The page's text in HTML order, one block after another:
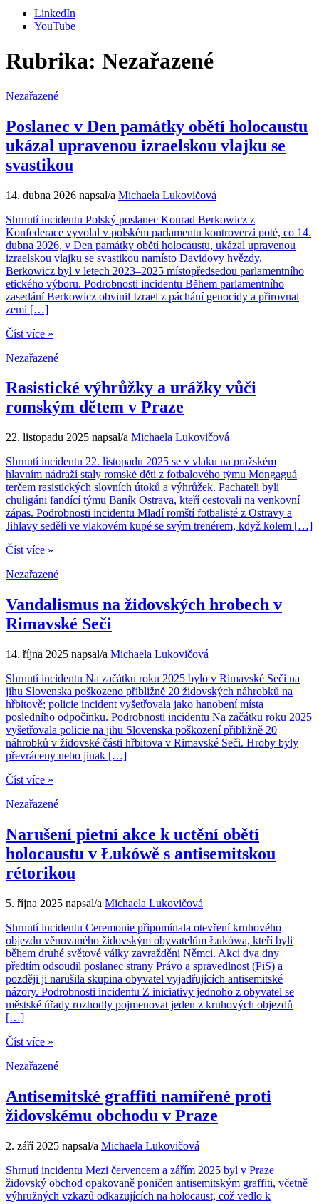
LinkedIn
YouTube
Rubrika: Nezařazené
Nezařazené
Poslanec v Den památky obětí holocaustu
ukázal upravenou izraelskou vlajku se
svastikou
14. dubna 2026 napsal/a Michaela Lukovičová
Shrnutí incidentu Polský poslanec Konrad Berkowicz z
Konfederace vyvolal v polském parlamentu kontroverzi poté, co 14.
dubna 2026, v Den památky obětí holocaustu, ukázal upravenou
izraelskou vlajku se svastikou namísto Davidovy hvězdy.
Berkowicz byl v letech 2023–2025 místopředsedou parlamentního
etického výboru. Podrobnosti incidentu Během parlamentního
zasedání Berkowicz obvinil Izrael z páchání genocidy a přirovnal
zemi […]
Číst více »
Nezařazené
Rasistické výhrůžky a urážky vůči
romským dětem v Praze
22. listopadu 2025 napsal/a Michaela Lukovičová
Shrnutí incidentu 22. listopadu 2025 se v vlaku na pražském
hlavním nádraží staly romské děti z fotbalového týmu Mongaguá
terčem rasistických slovních útoků a výhrůžek. Pachateli byli
chuligáni fandící týmu Baník Ostrava, kteří cestovali na venkovní
zápas. Podrobnosti incidentu Mladí romští fotbalisté z Ostravy a
Jihlavy seděli ve vlakovém kupé se svým trenérem, když kolem […]
Číst více »
Nezařazené
Vandalismus na židovských hrobech v
Rimavské Seči
14. října 2025 napsal/a Michaela Lukovičová
Shrnutí incidentu Na začátku roku 2025 bylo v Rimavské Seči na
jihu Slovenska poškozeno přibližně 20 židovských náhrobků na
hřbitově; policie incident vyšetřovala jako hanobení místa
posledního odpočinku. Podrobnosti incidentu Na začátku roku 2025
vyšetřovala policie na jihu Slovenska poškození přibližně 20
náhrobků v židovské části hřbitova v Rimavské Seči. Hroby byly
převráceny nebo jinak […]
Číst více »
Nezařazené
Narušení pietní akce k uctění obětí
holocaustu v Łukówě s antisemitskou
rétorikou
5. října 2025 napsal/a Michaela Lukovičová
Shrnutí incidentu Ceremonie připomínala otevření kruhového
objezdu věnovaného židovským obyvatelům Łukówa, kteří byli
během druhé světové války zavražděni Němci. Akci dva dny
předtím odsoudil poslanec strany Právo a spravedlnost (PiS) a
později ji narušila skupina obyvatel vyjadřujících antisemitské
názory. Podrobnosti incidentu Z iniciativy jednoho z obyvatel se
městské úřady rozhodly pojmenovat jeden z kruhových objezdů
[…]
Číst více »
Nezařazené
Antisemitské graffiti namířené proti
židovskému obchodu v Praze
2. září 2025 napsal/a Michaela Lukovičová
Shrnutí incidentu Mezi červencem a zářím 2025 byl v Praze
židovský obchod opakovaně poničen antisemitským graffiti, včetně
výhružných vzkazů odkazujících na holocaust, což vedlo k